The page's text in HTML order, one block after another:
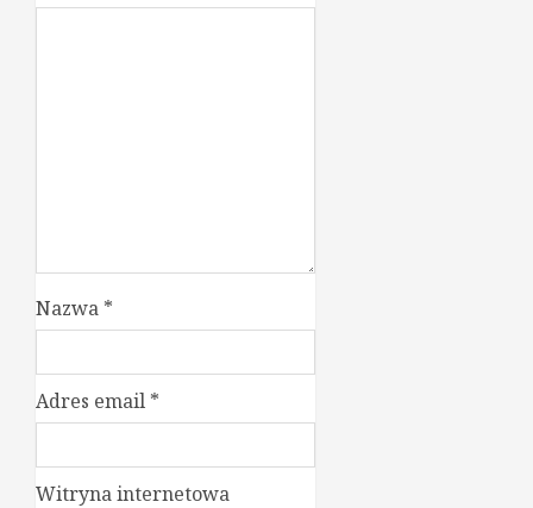
Nazwa *
Adres email *
Witryna internetowa